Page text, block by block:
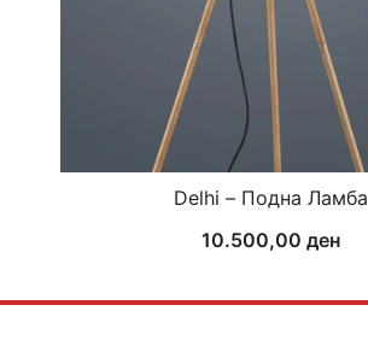
Delhi – Подна Ламба
10.500,00 ден